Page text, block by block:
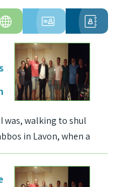
ניוזלטר תרמו
לנו
was, walking to shul
in Lavon, when a...